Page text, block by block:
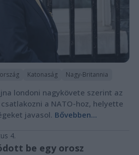
Katonaság Nagy-Britannia
londoni nagykövete szerint az
a NATO-hoz, helyette
javasol. Bővebben...
4.
be egy orosz